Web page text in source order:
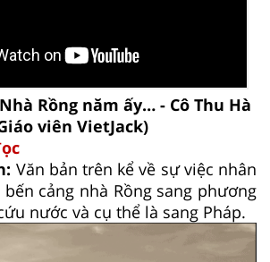
Rồng năm ấy… - Cô Thu Hà
viên VietJack)
Văn bản trên kể về sự việc nhân
bến cảng nhà Rồng sang phương
nước và cụ thể là sang Pháp.